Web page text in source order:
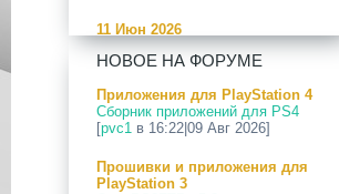
11 Июн 2026
[PS5] Программное Обеспечение
26.04-13.40.00 для PlayStation 5
24 Апр 2026
[PS5] Программное Обеспечение
26.03-13.20.00 для PlayStation 5
12 Апр 2026
[PS Portal] Программное
НОВОЕ НА ФОРУМЕ
Приложения для PlayStation 4
Сборник приложений для PS4
[pvc1 в 16:22|09 Авг 2026]
Прошивки и приложения для
PlayStation 3